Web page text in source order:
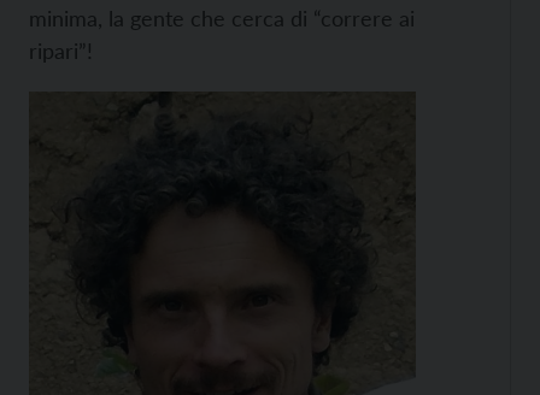
minima, la gente che cerca di “correre ai
ripari”!